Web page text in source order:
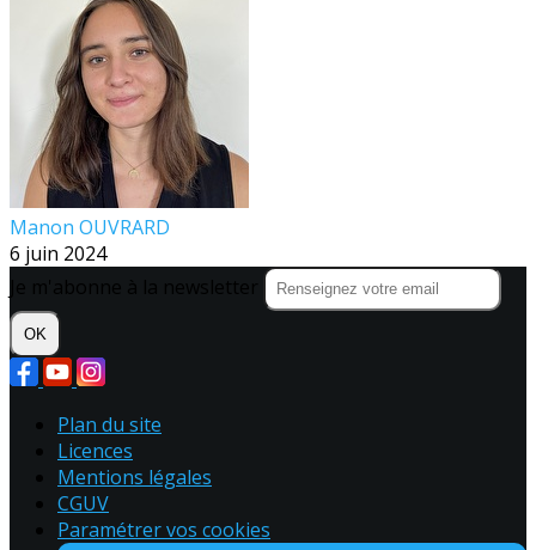
Manon OUVRARD
6 juin 2024
OK
Plan du site
Licences
Mentions légales
CGUV
Paramétrer vos cookies